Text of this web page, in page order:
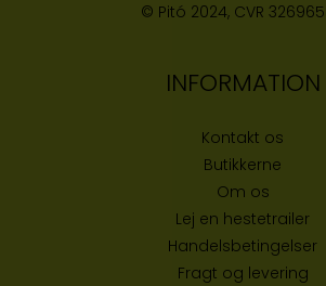
© Pitó 2024, CVR
INFORMATION
Kontakt os
Butikkerne
Om os
Lej en hestetrailer
Handelsbetingelser
Fragt og levering